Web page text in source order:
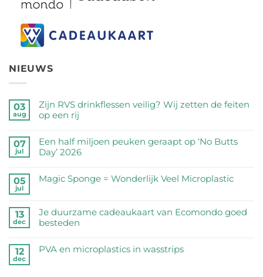
NIEUWS
03
aug
Zijn RVS drinkflessen veilig? Wij zetten de feiten
op een rij
reacties
op
Zijn
drinkflessen
zetten
de
op
een
07
jul
Een half miljoen peuken geraapt op ‘No Butts
Day’ 2026
reacties
half
miljoen
peuken
op
05
jul
Magic Sponge = Wonderlijk Veel Microplastic
op
Magic
=
Wonderlijk
13
dec
Je duurzame cadeaukaart van Ecomondo goed
besteden
reacties
12
dec
PVA en microplastics in wasstrips